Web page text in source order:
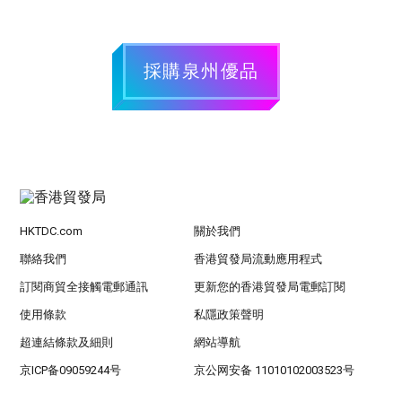
採購泉州優品
HKTDC.com 關於我們
聯絡我們 香港貿發局流動應用程式
訂閱商貿全接觸電郵通訊 更新您的香港貿發局電郵訂閱
使用條款 私隱政策聲明
超連結條款及細則 網站導航
京ICP备09059244号 京公网安备 11010102003523号